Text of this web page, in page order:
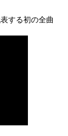
する初の全曲